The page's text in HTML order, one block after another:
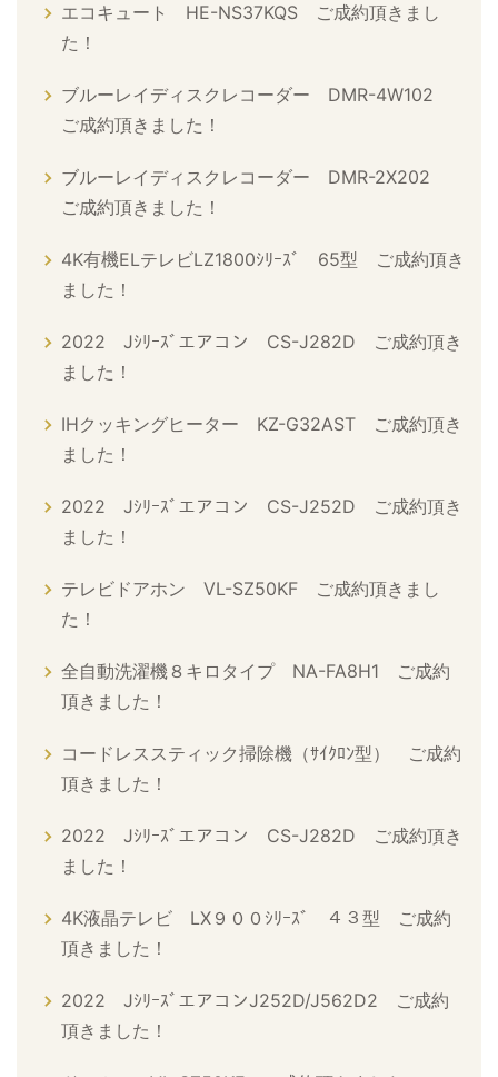
エコキュート HE-NS37KQS ご成約頂きまし
た！
ブルーレイディスクレコーダー DMR-4W102
ご成約頂きました！
ブルーレイディスクレコーダー DMR-2X202
ご成約頂きました！
4K有機ELテレビLZ1800ｼﾘｰｽﾞ 65型 ご成約頂き
ました！
2022 Jｼﾘｰｽﾞエアコン CS-J282D ご成約頂き
ました！
IHクッキングヒーター KZ-G32AST ご成約頂き
ました！
2022 Jｼﾘｰｽﾞエアコン CS-J252D ご成約頂き
ました！
テレビドアホン VL-SZ50KF ご成約頂きまし
た！
全自動洗濯機８キロタイプ NA-FA8H1 ご成約
頂きました！
コードレススティック掃除機（ｻｲｸﾛﾝ型） ご成約
頂きました！
2022 Jｼﾘｰｽﾞエアコン CS-J282D ご成約頂き
ました！
4K液晶テレビ LX９００ｼﾘｰｽﾞ ４３型 ご成約
頂きました！
2022 JｼﾘｰｽﾞエアコンJ252D/J562D2 ご成約
頂きました！